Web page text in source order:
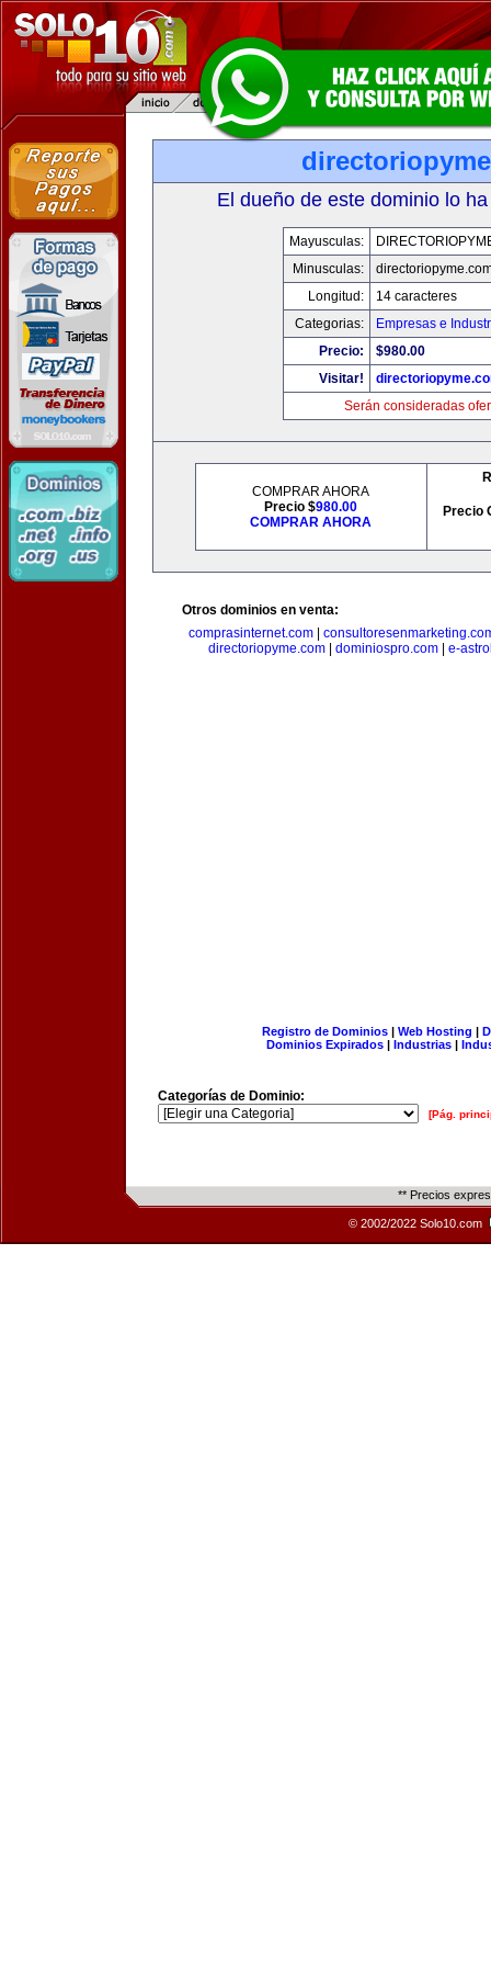
El dueño de este dominio lo
Mayusculas:
Minusculas:
Longitud:
14 caracteres
Categorias:
Empresas e
Precio:
$980.00
Visitar!
Serán consideradas
COMPRAR AHORA
Precio $980.00
COMPRAR AHORA
Precio
Otros dominios en venta:
comprasinternet.com|
directoriopyme.com| dominiospro.com| e-
Registro de Dominios| Web Hosting |
Dominios Expirados | Industrias |
Categorías de Dominio:
[Pág.
** Precios
© 2002/2022 Solo10.com